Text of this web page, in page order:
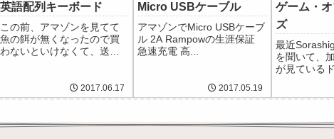
英語配列キーボード
この前、アマゾンを見てて
魚の餌が無くなったので買
わないといけなくて、送料
2017.06.17
Micro USBケーブル
アマゾンでMicro USBケーブ
ル 2A Rampowの生涯保証
急速充電 高...
2017.05.19
ゲーム・
ズ
最近
を聞いて、
が見ているド